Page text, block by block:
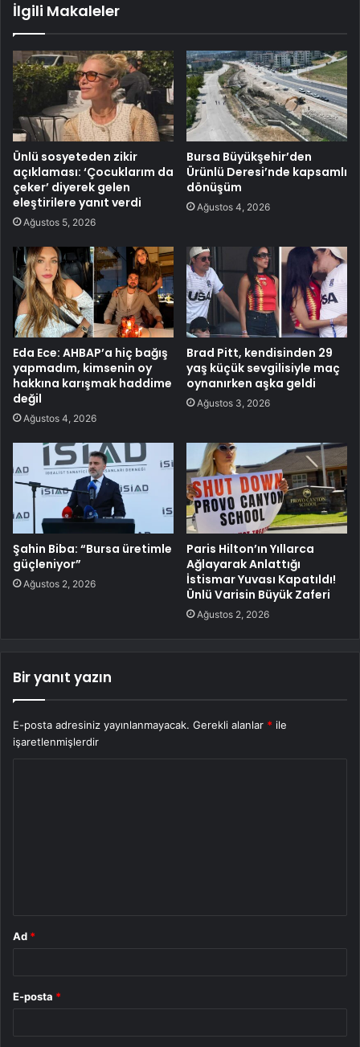
İlgili Makaleler
Ünlü sosyeteden zikir
açıklaması: ‘Çocuklarım da
çeker’ diyerek gelen
eleştirilere yanıt verdi
Ağustos 5, 2026
Bursa Büyükşehir’den
Ürünlü Deresi’nde kapsamlı
dönüşüm
Ağustos 4, 2026
Eda Ece: AHBAP’a hiç bağış
yapmadım, kimsenin oy
hakkına karışmak haddime
değil
Ağustos 4, 2026
Brad Pitt, kendisinden 29
yaş küçük sevgilisiyle maç
oynanırken aşka geldi
Ağustos 3, 2026
Şahin Biba: “Bursa üretimle
güçleniyor”
Ağustos 2, 2026
Paris Hilton’ın Yıllarca
Ağlayarak Anlattığı
İstismar Yuvası Kapatıldı!
Ünlü Varisin Büyük Zaferi
Ağustos 2, 2026
Bir yanıt yazın
E-posta adresiniz yayınlanmayacak. Gerekli alanlar * ile
işaretlenmişlerdir
Ad *
E-posta *